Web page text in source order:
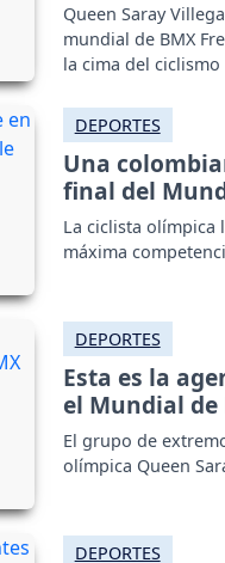
Queen Saray
mundial de BMX
la cima del
DEPORTES
Una
final del
La ciclista olímpica
máxima
DEPORTES
Esta es la
el Mundial de
El grupo de
olímpica Queen
DEPORTES